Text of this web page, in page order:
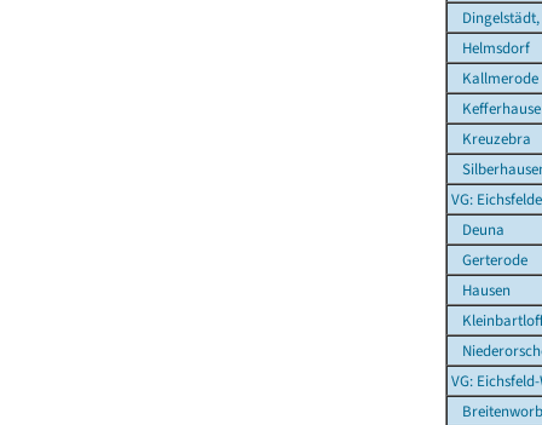
Helmsdorf
Kallmerode
Kreuzebra
VG:
Deuna
Gerterode
Hausen
VG: